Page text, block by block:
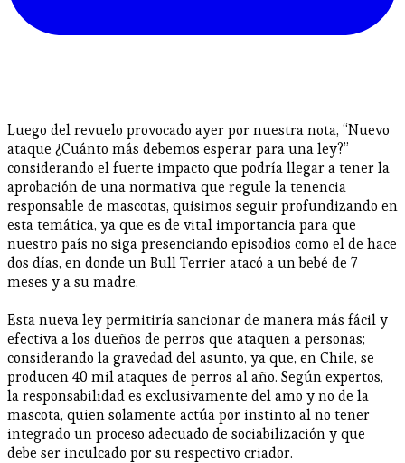
Luego del revuelo provocado ayer por nuestra nota, “Nuevo
ataque ¿Cuánto más debemos esperar para una ley?”
considerando el fuerte impacto que podría llegar a tener la
aprobación de una normativa que regule la tenencia
responsable de mascotas, quisimos seguir profundizando en
esta temática, ya que es de vital importancia para que
nuestro país no siga presenciando episodios como el de hace
dos días, en donde un Bull Terrier atacó a un bebé de 7
meses y a su madre.
Esta nueva ley permitiría sancionar de manera más fácil y
efectiva a los dueños de perros que ataquen a personas;
considerando la gravedad del asunto, ya que, en Chile, se
producen 40 mil ataques de perros al año. Según expertos,
la responsabilidad es exclusivamente del amo y no de la
mascota, quien solamente actúa por instinto al no tener
integrado un proceso adecuado de sociabilización y que
debe ser inculcado por su respectivo criador.